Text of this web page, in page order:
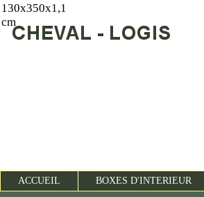
130x350x1,1
cm
ACCUEIL BOXES D'INTERIEUR